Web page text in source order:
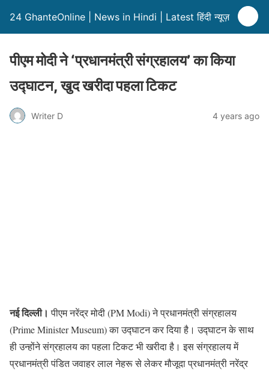
24 GhanteOnline | News in Hindi | Latest हिंदी न्यूज़
पीएम मोदी ने ‘प्रधानमंत्री संग्रहालय’ का किया
उद्घाटन, खुद खरीदा पहला टिकट
Writer D 4 years ago
नई दिल्ली। पीएम नरेंद्र मोदी (PM Modi) ने प्रधानमंत्री संग्रहालय
(Prime Minister Museum) का उद्घाटन कर दिया है। उद्घाटन के साथ
ही उन्होंने संग्रहालय का पहला टिकट भी खरीदा है। इस संग्रहालय में
प्रधानमंत्री पंडित जवाहर लाल नेहरू से लेकर मौजूदा प्रधानमंत्री नरेंद्र